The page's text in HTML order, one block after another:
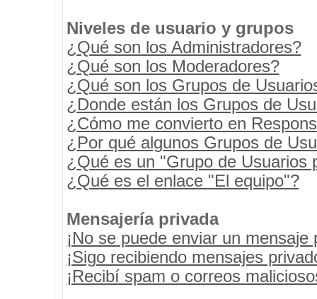
Niveles de usuario y grupos
¿Qué son los Administradores?
¿Qué son los Moderadores?
¿Qué son los Grupos de
¿Donde están los Grupos de
¿Cómo me convierto en
¿Por qué algunos Grupos de
¿Qué es un "Grupo de Usuarios
¿Qué es el enlace "El equipo"?
Mensajería privada
¡No se puede enviar un mensaje
¡Sigo recibiendo mensajes
¡Recibí spam o correos